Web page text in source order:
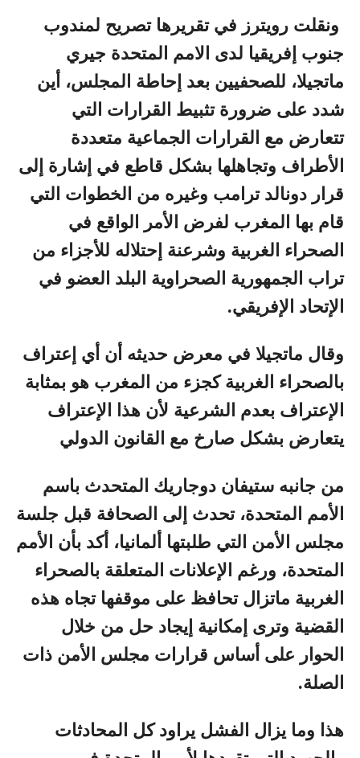
ونقلت رويترز في تقريرها تصريح لمندوب
جنوب إفريقيا لدى الامم المتحدة جيري
ماتجيلا، للصحفيين بعد إحاطة المجلس، أين
شدد على ضرورة تثبيط القرارات التي
تتعارض مع القرارات الجماعية متعددة
الأطراف وتجاهلها بشكل قاطع في إشارة إلى
قرار دونالد ترامب وغيره من الخطوات التي
قام بها المغرب لفرض الأمر الواقع في
الصحراء الغربية وشرعنة إحتلاله للأجزاء من
تراب الجمهورية الصحراوية البلد العضو في
الإتحاد الإفريقي.
وقال ماتجيلا في معرض حديثه أن أي إعتراف
بالصحراء الغربية كجزء من المغرب هو بمثابة
الإعتراف بعدم الشرعية لأن هذا الإعتراف
يتعارض بشكل صارخ مع القانون الدولي
من جانبه ستيفان دوجاريك المتحدث باسم
الأمم المتحدة، تحدث إلى الصحافة قبل جلسة
مجلس الأمن التي طلبتها ألمانيا، أكد بأن الأمم
المتحدة، ورغم الإعلانات المتعلقة بالصحراء
الغربية ماتزال تحافظ على موقفها تجاه هذه
القضية وترى إمكانية إيجاد حل من خلال
الحوار على أساس قرارات مجلس الأمن ذات
الصلة.
هذا وما يزال الفشل يراود كل المحادثات